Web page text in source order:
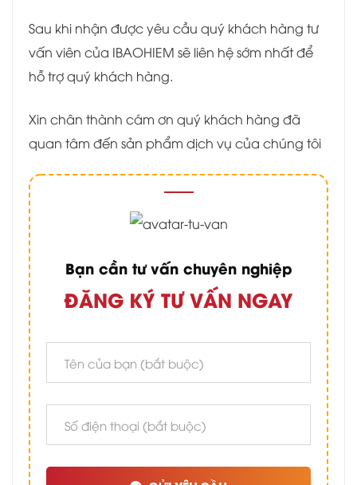
Sau khi nhận được yêu cầu quý khách hàng tư
vấn viên của IBAOHIEM sẽ liên hệ sớm nhất để
hỗ trợ quý khách hàng.
Xin chân thành cám ơn quý khách hàng đã
quan tâm đến sản phẩm dịch vụ của chúng tôi
Bạn cần tư vấn chuyên nghiệp
ĐĂNG KÝ TƯ VẤN NGAY